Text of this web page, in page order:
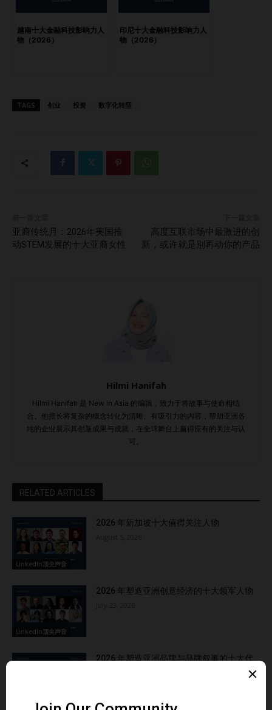
越南十大金融科技影响力人
物（2026）
印尼十大金融科技影响力人
物（2026）
TAGS 创业 投资 数字化转型
亚裔传统月：2026年美国推
动STEM发展的十大亚裔女性
高度互联市场中最激进的创
新，或许就是别再动你的产品
Hilmi Hanifah
Hilmi Hanifah 是 New in Asia 的编辑，致力于将故事与使命相结
合。他擅长将复杂的概念转化为清晰、有吸引力的内容，帮助亚洲各
地的企业展示其创新成果与成就，在全球舞台上赢得应有的关注与认
可。
RELATED ARTICLES
LinkedIn顶尖声音
2026 年新加坡十大值得关注人物
LinkedIn顶尖声音
2026 年塑造亚洲创意经济的十大领军人物
2026 年塑造亚洲品牌与品牌叙事的十大代